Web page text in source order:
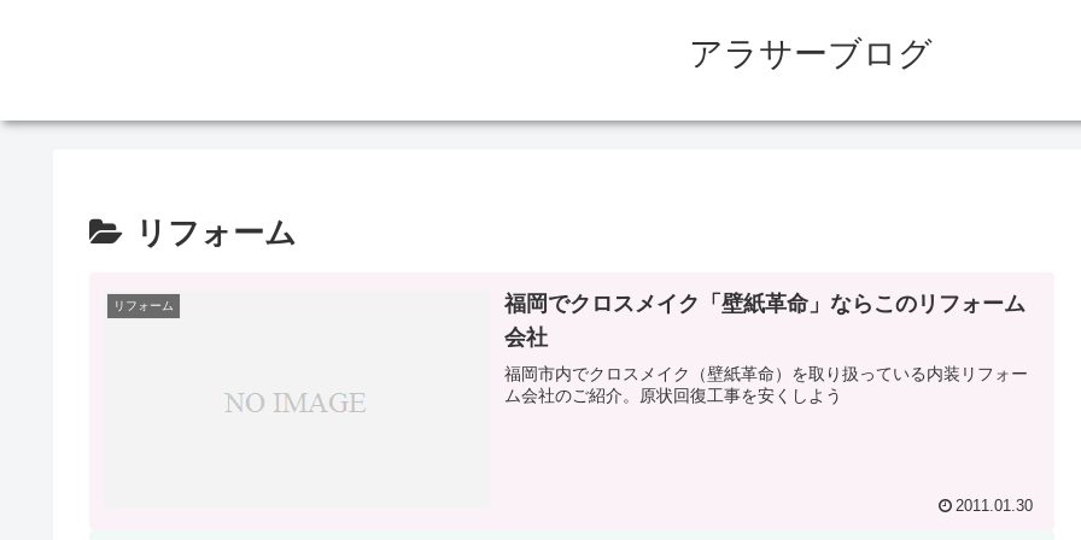
アラサーブログ
リフォーム
リフォーム
福岡でクロスメイク「壁紙革命」ならこのリフォーム
会社
福岡市内でクロスメイク（壁紙革命）を取り扱っている内装リフォー
ム会社のご紹介。原状回復工事を安くしよう
2011.01.30